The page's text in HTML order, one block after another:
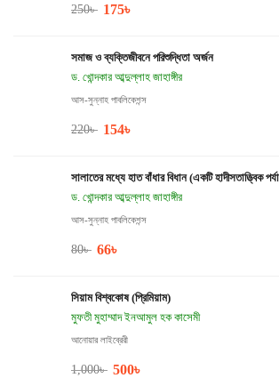
250৳ 175৳
সমাজ ও ব্যক্তিজীবনে পরিশুদ্ধিতা অর্জন
ড. খোন্দকার আব্দুল্লাহ জাহাঙ্গীর
আস-সুন্নাহ পাবলিকেশন্স
220৳ 154৳
সালাতের মধ্যে হাত বাঁধার বিধান (একটি হাদীসতাত্ত্বিক
ড. খোন্দকার আব্দুল্লাহ জাহাঙ্গীর
আস-সুন্নাহ পাবলিকেশন্স
80৳ 66৳
সিয়াম বিশ্বকোষ (প্রিমিয়াম)
মুফতী মুহাম্মাদ ইনআমুল হক কাসেমী
আনোয়ার লাইব্রেরী
1,000৳ 500৳